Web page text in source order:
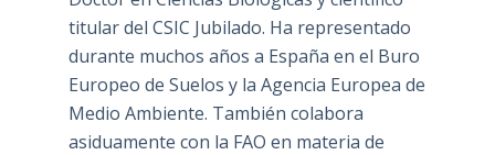
titular del CSIC Jubilado. Ha representado
durante muchos años a España en el Buro
Europeo de Suelos y la Agencia Europea de
Medio Ambiente. También colabora
asiduamente con la FAO en materia de